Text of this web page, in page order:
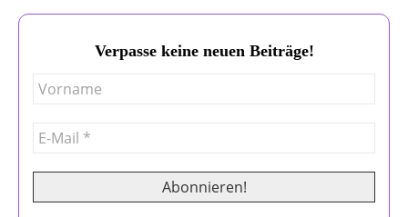
Verpasse keine neuen Beiträge!